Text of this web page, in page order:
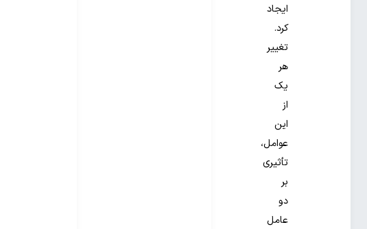
ایجاد
کرد.
تغییر
هر
یک
از
این
عوامل،
تأثیری
بر
دو
عامل